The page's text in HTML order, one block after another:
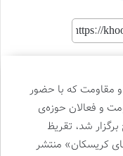
مقاومت که با حضور
و فعالان حوزه‌ی
شد، تقریظ
کریسکان» منتشر